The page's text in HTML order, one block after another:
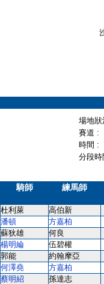
場地
賽道 :
時間 :
分段
騎師 練馬師
杜利萊 高伯新
潘頓 方嘉柏
蘇狄雄 何良
楊明綸 伍碧權
郭能 約翰摩亞
何澤堯 方嘉柏
蔡明紹 孫達志